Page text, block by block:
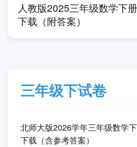
人教版2025三年级数学下
下载（附答案）
三年级下试卷
北师大版2026学年三年级数学
下载（含参考答案）